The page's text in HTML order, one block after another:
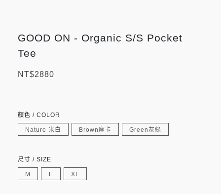
GOOD ON - Organic S/S Pocket
Tee
NT$2880
顏色 / COLOR
Nature 米白 Brown摩卡 Green灰綠
尺寸 / SIZE
M L XL